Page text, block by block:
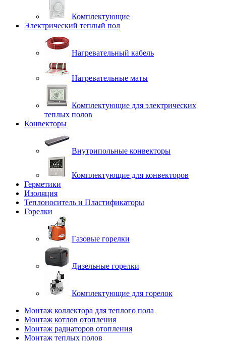
Комплектующие
Электрический теплый пол
Нагревательный кабель
Нагревательные маты
Комплектующие для электрических
теплых полов
Конвекторы
Внутрипольные конвекторы
Комплектующие для конвекторов
Герметики
Изоляция
Теплоноситель и Пластификаторы
Горелки
Газовые горелки
Дизельные горелки
Комплектующие для горелок
Монтаж коллектора для теплого пола
Монтаж котлов отопления
Монтаж радиаторов отопления
Монтаж теплых полов